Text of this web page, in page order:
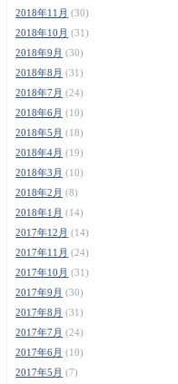
2018年11月 (30)
2018年10月 (31)
2018年9月 (30)
2018年8月 (31)
2018年7月 (24)
2018年6月 (10)
2018年5月 (18)
2018年4月 (19)
2018年3月 (10)
2018年2月 (8)
2018年1月 (14)
2017年12月 (14)
2017年11月 (24)
2017年10月 (31)
2017年9月 (30)
2017年8月 (31)
2017年7月 (24)
2017年6月 (10)
2017年5月 (7)